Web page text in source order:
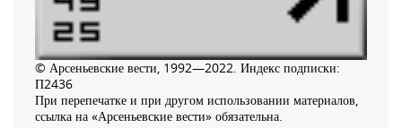
© Арсеньевские вести, 1992—2022. Индекс подписки:
П2436
При перепечатке и при другом использовании материалов,
ссылка на «Арсеньевские вести» обязательна.